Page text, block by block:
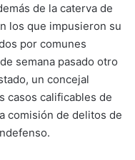
de la caterva de
los que impusieron su
por comunes
semana pasado otro
un concejal
casos calificables de
comisión de delitos de